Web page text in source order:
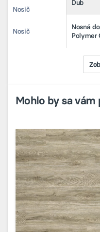
Dub
Nosič
Nosná
Polymer
Nosič
Nosná
Mohlo by sa vám